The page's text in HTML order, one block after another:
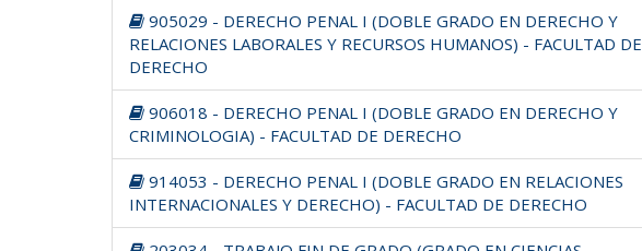
905029 - DERECHO PENAL I (DOBLE GRADO EN DERECHO Y
RELACIONES LABORALES Y RECURSOS HUMANOS) - FACULTAD DE
DERECHO
906018 - DERECHO PENAL I (DOBLE GRADO EN DERECHO Y
CRIMINOLOGIA) - FACULTAD DE DERECHO
914053 - DERECHO PENAL I (DOBLE GRADO EN RELACIONES
INTERNACIONALES Y DERECHO) - FACULTAD DE DERECHO